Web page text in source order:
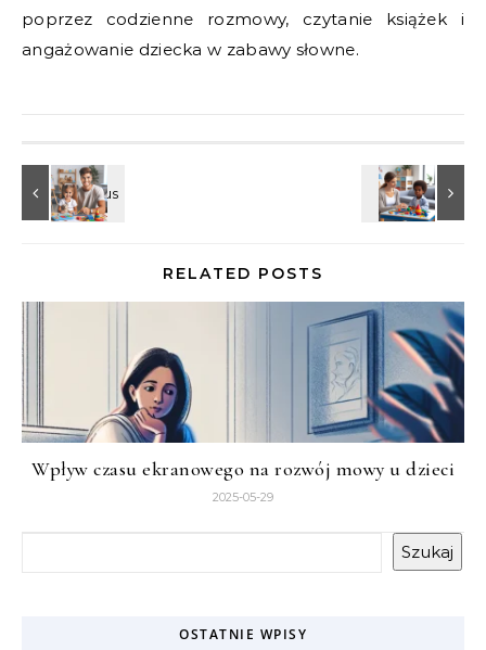
poprzez codzienne rozmowy, czytanie książek i
angażowanie dziecka w zabawy słowne.
RELATED POSTS
Wpływ czasu ekranowego na rozwój mowy u dzieci
2025-05-29
Szukaj
OSTATNIE WPISY